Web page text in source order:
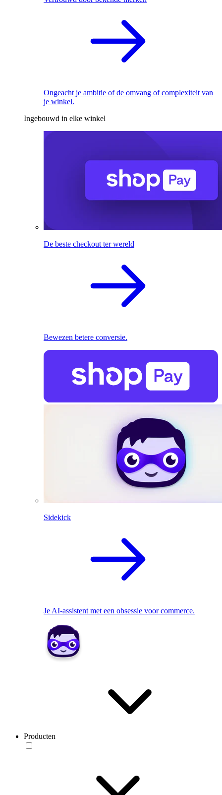
Ongeacht je ambitie of de omvang of complexiteit van
je winkel.
Ingebouwd in elke winkel
De beste checkout ter wereld
Bewezen betere conversie.
Sidekick
Je AI-assistent met een obsessie voor commerce.
Producten